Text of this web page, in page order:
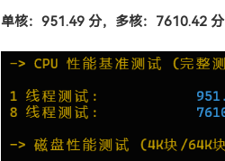
单核：951.49 分，多核：7610.42 分